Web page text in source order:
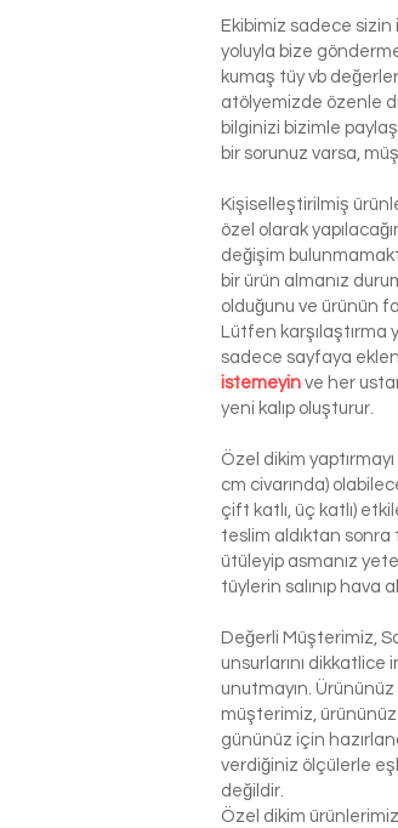
Ekibimiz sadece
yoluyla bize
kumaş tüy vb
atölyemizde özenle
bilginizi bizimle
bir sorunuz varsa,
Kişiselleştirilmiş
özel olarak
değişim
bir ürün almanız
olduğunu ve ürünün
Lütfen karşılaştırma
sadece sayfaya
istemeyin ve her
yeni kalıp oluşturur.
Özel dikim
cm civarında)
çift katlı, üç katlı)
teslim aldıktan sonra
ütüleyip asmanız
tüylerin salınıp hava
Değerli Müşterimiz,
unsurlarını dikkatlice
unutmayın.
müşterimiz,
gününüz için
verdiğiniz ölçülerle
değildir.
Özel dikim